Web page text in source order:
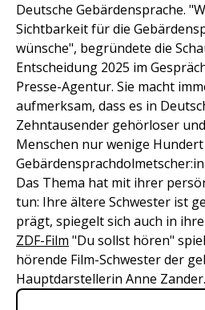
Deutsche Gebärdensprache.
Sichtbarkeit für die
wünsche", begründete die
Entscheidung 2025 im
Presse-Agentur. Sie macht
aufmerksam, dass es in
Zehntausender gehörloser
Menschen nur wenige Hundert
Das Thema hat mit ihrer
tun: Ihre ältere Schwester ist
prägt, spiegelt sich auch in
ZDF-Film "Du sollst hören"
hörende Film-Schwester der
Hauptdarstellerin Anne Zander.